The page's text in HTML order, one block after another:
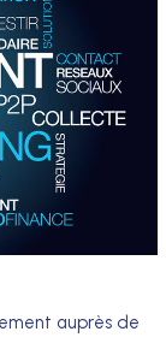
auprès de